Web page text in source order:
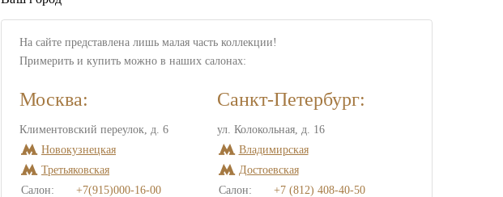
На сайте представлена лишь малая часть коллекции!
Примерить и купить можно в наших салонах:
Москва:
Климентовский переулок, д. 6
Новокузнецкая
Третьяковская
Салон:
+7(915)000-16-00
Санкт-Петербург:
ул. Колокольная, д. 16
Владимирская
Достоевская
Салон:
+7 (812) 408-40-50